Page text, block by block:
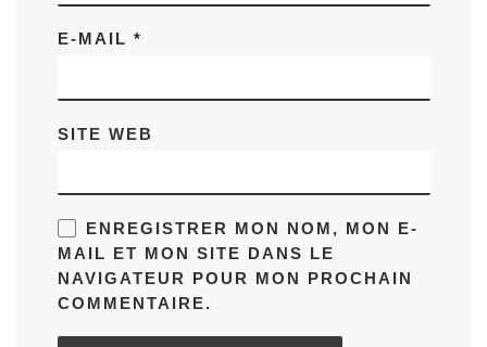
E-MAIL *
SITE WEB
ENREGISTRER MON NOM, MON E-
MAIL ET MON SITE DANS LE
NAVIGATEUR POUR MON PROCHAIN
COMMENTAIRE.